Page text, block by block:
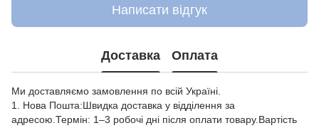
Написати відгук
Доставка Оплата
Ми доставляємо замовлення по всій Україні.
1. Нова Пошта:Швидка доставка у відділення за
адресою.Термін: 1–3 робочі дні після оплати товару.Вартість